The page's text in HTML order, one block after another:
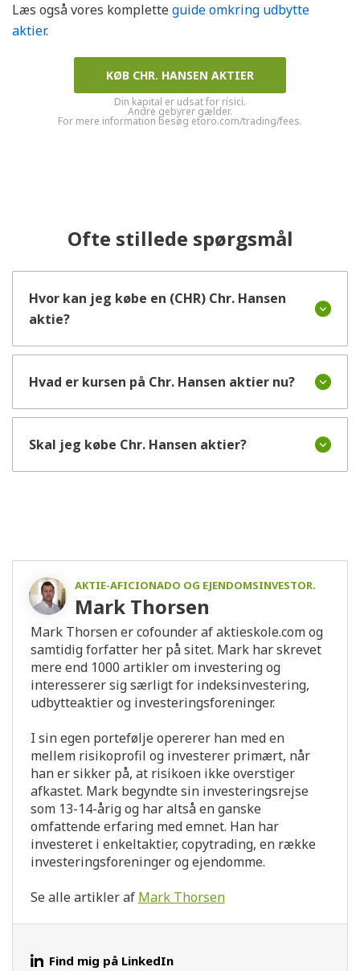
Læs også vores kompletteguide omkring udbytte
aktier.
KØB CHR. HANSEN AKTIER
Din kapital er udsat for risici.
Andre gebyrer gælder.
For mere information besøg etoro.com/trading/fees.
Ofte stillede spørgsmål
Hvor kan jeg købe en (CHR) Chr. Hansen
aktie?
Hvad er kursen på Chr. Hansen aktier nu?
Skal jeg købe Chr. Hansen aktier?
AKTIE-AFICIONADO OG EJENDOMSINVESTOR.
Mark Thorsen
Mark Thorsen er cofounder af aktieskole.com og
samtidig forfatter her på sitet. Mark har skrevet
mere end 1000 artikler om investering og
interesserer sig særligt for indeksinvestering,
udbytteaktier og investeringsforeninger.
I sin egen portefølje opererer han med en
mellem risikoprofil og investerer primært, når
han er sikker på, at risikoen ikke overstiger
afkastet. Mark begyndte sin investeringsrejse
som 13-14-årig og har altså en ganske
omfattende erfaring med emnet. Han har
investeret i enkeltaktier, copytrading, en række
investeringsforeninger og ejendomme.
Se alle artikler af Mark Thorsen
Find mig på LinkedIn